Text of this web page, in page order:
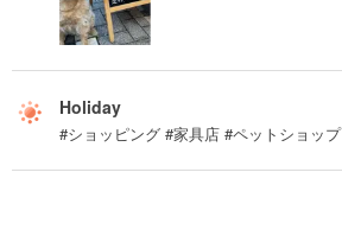
Holiday
#ショッピング #家具店 #ペットショップ